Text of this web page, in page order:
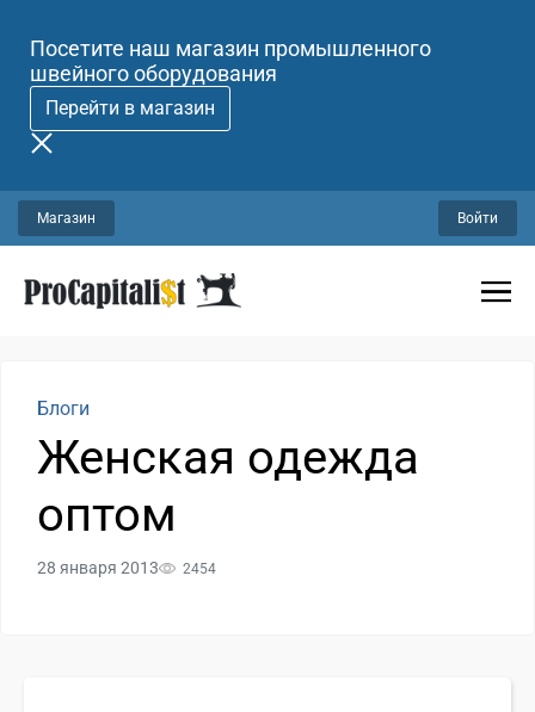
Посетите наш магазин промышленного
швейного оборудования
Перейти в магазин
Магазин Войти
Блоги
Женская одежда
оптом
28 января 2013 2454